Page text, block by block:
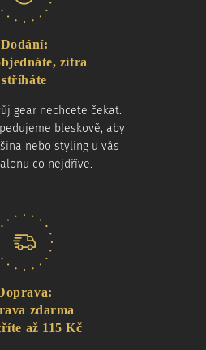
Dodání:
zítra
stříháte
gear nechcete čekat.
bleskově, aby
nebo styling u vás
co nejdříve.
zdarma
až 115 Kč